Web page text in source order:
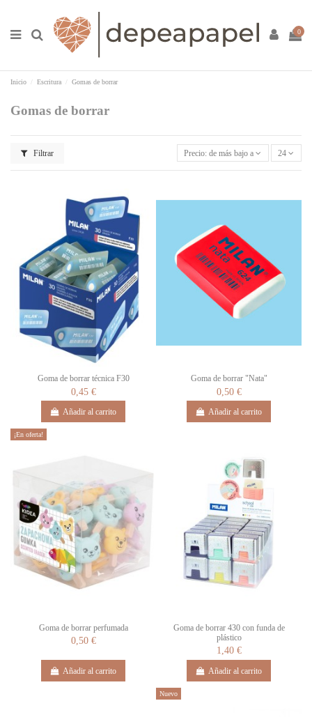
0
Inicio Escritura Gomas de borrar
Gomas de borrar
Filtrar Precio: de más bajo a más alto24
Goma de borrar técnica F30
0,45 €
Añadir al carrito
Goma de borrar "Nata"
0,50 €
Añadir al carrito
¡En oferta!
Goma de borrar perfumada
0,50 €
Añadir al carrito
Goma de borrar 430 con funda de
plástico
1,40 €
Añadir al carrito
Nuevo